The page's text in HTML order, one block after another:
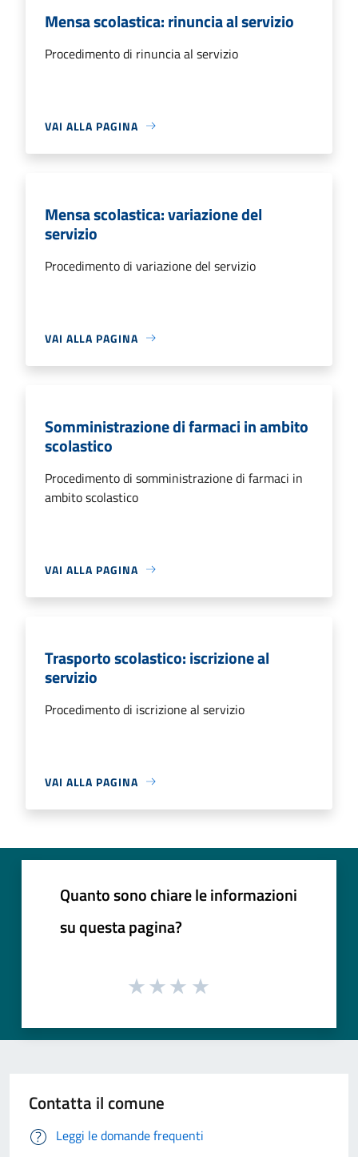
Mensa scolastica: rinuncia al servizio
Procedimento di rinuncia al servizio
VAI ALLA PAGINA
Mensa scolastica: variazione del
servizio
Procedimento di variazione del servizio
VAI ALLA PAGINA
Somministrazione di farmaci in ambito
scolastico
Procedimento di somministrazione di farmaci in
ambito scolastico
VAI ALLA PAGINA
Trasporto scolastico: iscrizione al
servizio
Procedimento di iscrizione al servizio
VAI ALLA PAGINA
Quanto sono chiare le informazioni
su questa pagina?
Contatta il comune
Leggi le domande frequenti